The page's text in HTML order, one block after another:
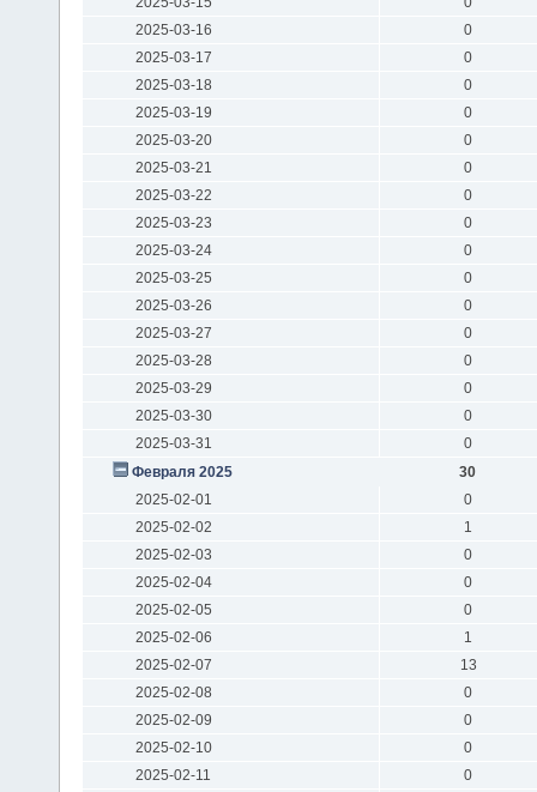
2025-03-16
0
2025-03-17
0
2025-03-18
0
2025-03-19
0
2025-03-20
0
2025-03-21
0
2025-03-22
0
2025-03-23
0
2025-03-24
0
2025-03-25
0
2025-03-26
0
2025-03-27
0
2025-03-28
0
2025-03-29
0
2025-03-30
0
2025-03-31
0
Февраля 2025
30
2025-02-01
0
2025-02-02
1
2025-02-03
0
2025-02-04
0
2025-02-05
0
2025-02-06
1
2025-02-07
13
2025-02-08
0
2025-02-09
0
2025-02-10
0
2025-02-11
0